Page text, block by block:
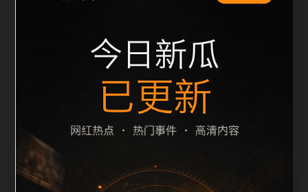
续浏览。本页强调内容归集和主题一致性，避免无关关
键词堆砌，也避免多个站点同步发布完全相同的标题。
图片说明、文件名、alt 和 title 均围绕主关键词、栏目
词和文章标题生成，便于搜索引擎理解页面主题。后续
采集时将继续执行远程图片本地化、坏图默认图兜底、
标题重复过滤和 descr